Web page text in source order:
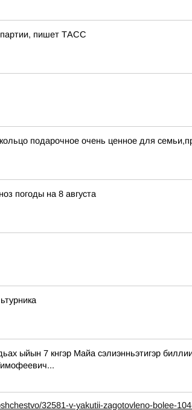
партии, пишет ТАСС
подарочное очень ценное для
погоды на 8 августа
7 кнгэр Майа сэлиэнньэтигэр
32581-v-yakutii-zagotovleno-bolee-